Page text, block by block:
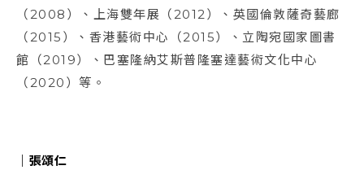
（2008）、上海雙年展（2012）、英國倫敦薩奇藝廊
（2015）、香港藝術中心（2015）、立陶宛國家圖書
館（2019）、巴塞隆納艾斯普隆塞達藝術文化中心
（2020）等。
｜張頌仁